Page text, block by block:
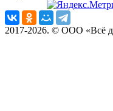
2017-2026. © ООО «Всё